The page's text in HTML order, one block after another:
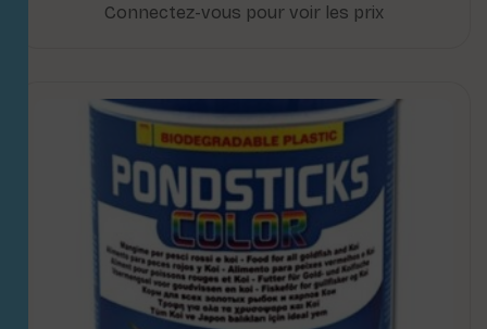
Connectez-vous pour voir les prix